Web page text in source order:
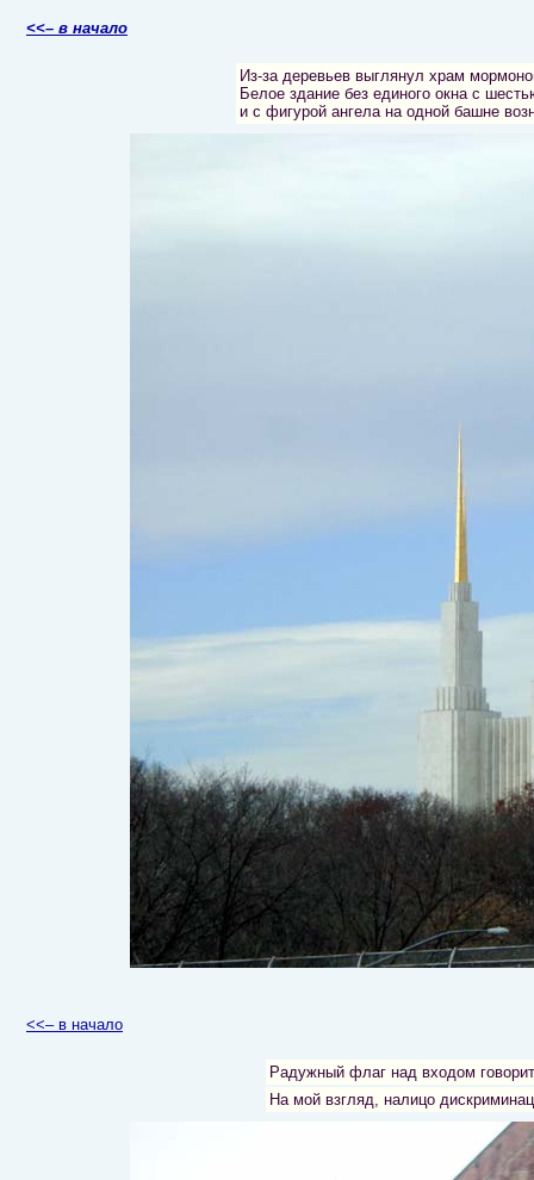
<<– в начало
Из-за деревьев выглянул храм
Белое здание без единого окна с
и с фигурой ангела на одной башне
<<– в начало
Радужный флаг над входом
На мой взгляд, налицо